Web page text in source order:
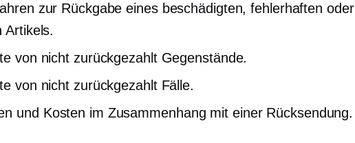
zur Rückgabe eines beschädigten, fehlerhaften oder
Artikels.
von nicht zurückgezahlt Gegenstände.
von nicht zurückgezahlt Fälle.
und Kosten im Zusammenhang mit einer Rücksendung.